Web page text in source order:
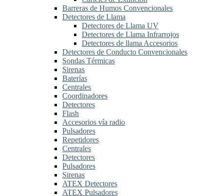
Barreras de Humos Convencionales
Detectores de Llama
Detectores de Llama UV
Detectores de Llama Infrarrojos
Detectores de llama Accesorios
Detectores de Conducto Convencionales
Sondas Térmicas
Sirenas
Baterías
Centrales
Coordinadores
Detectores
Flash
Accesorios vía radio
Pulsadores
Repetidores
Centrales
Detectores
Pulsadores
Sirenas
ATEX Detectores
ATEX Pulsadores